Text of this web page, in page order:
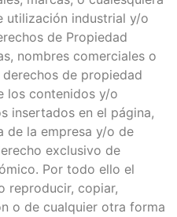
utilización industrial y/o
de Propiedad
nombres comerciales o
de propiedad
los contenidos y/o
insertados en el página,
de la empresa y/o de
exclusivo de
Por todo ello el
reproducir, copiar,
o de cualquier otra forma